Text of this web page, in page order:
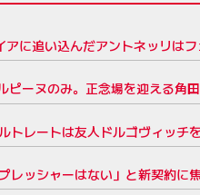
に追い込んだアントネッリは
ーヌのみ。正念場を迎える角
レートは友人ドルゴヴィッチ
レッシャーはない」と新契約に